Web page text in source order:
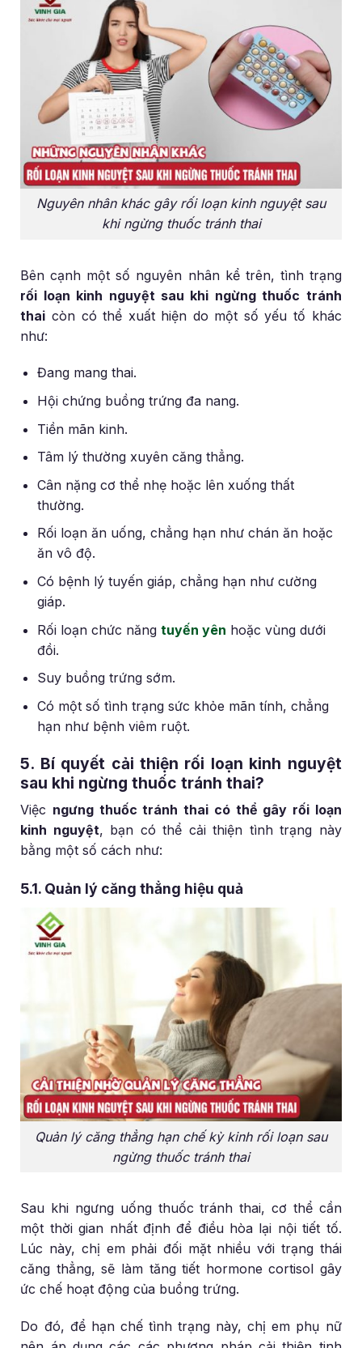
Nguyên nhân khác gây rối loạn kinh nguyệt sau
khi ngừng thuốc tránh thai
Bên cạnh một số nguyên nhân kể trên, tình trạng
rối loạn kinh nguyệt sau khi ngừng thuốc tránh
thai còn có thể xuất hiện do một số yếu tố khác
như:
Đang mang thai.
Hội chứng buồng trứng đa nang.
Tiền mãn kinh.
Tâm lý thường xuyên căng thẳng.
Cân nặng cơ thể nhẹ hoặc lên xuống thất
thường.
Rối loạn ăn uống, chẳng hạn như chán ăn hoặc
ăn vô độ.
Có bệnh lý tuyến giáp, chẳng hạn như cường
giáp.
Rối loạn chức năngtuyến yên hoặc vùng dưới
đồi.
Suy buồng trứng sớm.
Có một số tình trạng sức khỏe mãn tính, chẳng
hạn như bệnh viêm ruột.
5. Bí quyết cải thiện rối loạn kinh nguyệt
sau khi ngừng thuốc tránh thai?
Việc ngưng thuốc tránh thai có thể gây rối loạn
kinh nguyệt, bạn có thể cải thiện tình trạng này
bằng một số cách như:
5.1. Quản lý căng thẳng hiệu quả
Quản lý căng thẳng hạn chế kỳ kinh rối loạn sau
ngừng thuốc tránh thai
Sau khi ngưng uống thuốc tránh thai, cơ thể cần
một thời gian nhất định để điều hòa lại nội tiết tố.
Lúc này, chị em phải đối mặt nhiều với trạng thái
căng thẳng, sẽ làm tăng tiết hormone cortisol gây
ức chế hoạt động của buồng trứng.
Do đó, để hạn chế tình trạng này, chị em phụ nữ